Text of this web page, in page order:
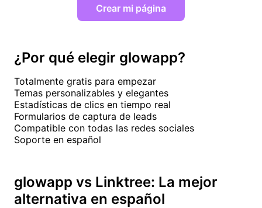
Crear mi página
¿Por qué elegir glowapp?
Totalmente gratis para empezar
Temas personalizables y elegantes
Estadísticas de clics en tiempo real
Formularios de captura de leads
Compatible con todas las redes sociales
Soporte en español
glowapp vs Linktree: La mejor
alternativa en español